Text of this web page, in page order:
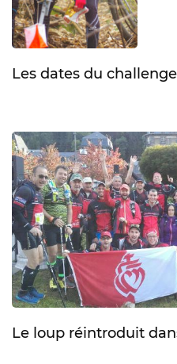
Les dates du
Le loup réintroduit